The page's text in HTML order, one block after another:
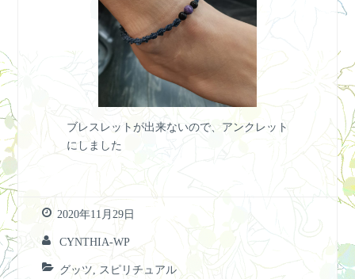
ブレスレットが出来ないので、アンクレット
にしました
2020年11月29日
CYNTHIA-WP
グッツ スピリチュアル